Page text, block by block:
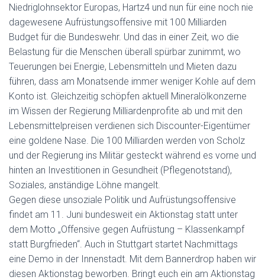
Niedriglohnsektor Europas, Hartz4 und nun für eine noch nie
dagewesene Aufrüstungsoffensive mit 100 Milliarden
Budget für die Bundeswehr. Und das in einer Zeit, wo die
Belastung für die Menschen überall spürbar zunimmt, wo
Teuerungen bei Energie, Lebensmitteln und Mieten dazu
führen, dass am Monatsende immer weniger Kohle auf dem
Konto ist. Gleichzeitig schöpfen aktuell Mineralölkonzerne
im Wissen der Regierung Milliardenprofite ab und mit den
Lebensmittelpreisen verdienen sich Discounter-Eigentümer
eine goldene Nase. Die 100 Milliarden werden von Scholz
und der Regierung ins Militär gesteckt während es vorne und
hinten an Investitionen in Gesundheit (Pflegenotstand),
Soziales, anständige Löhne mangelt.
Gegen diese unsoziale Politik und Aufrüstungsoffensive
findet am 11. Juni bundesweit ein Aktionstag statt unter
dem Motto „Offensive gegen Aufrüstung – Klassenkampf
statt Burgfrieden“. Auch in Stuttgart startet Nachmittags
eine Demo in der Innenstadt. Mit dem Bannerdrop haben wir
diesen Aktionstag beworben. Bringt euch ein am Aktionstag